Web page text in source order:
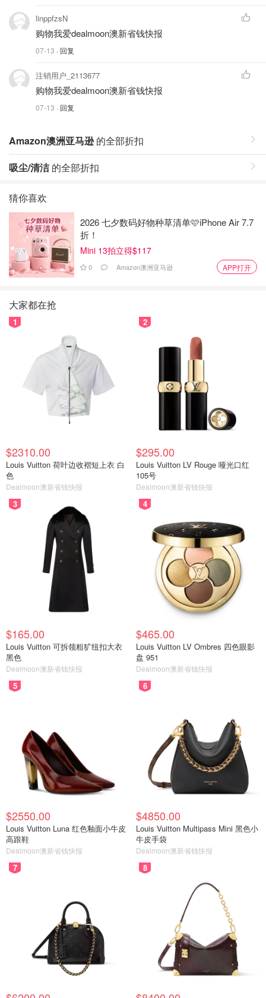
linppfzsN
购物我爱dealmoon澳新省钱快报
07-13 · 回复
注销用户_2113677
购物我爱dealmoon澳新省钱快报
07-13 · 回复
Amazon澳洲亚马逊的全部折扣
吸尘/清洁的全部折扣
猜你喜欢
2026 七夕数码好物种草清单🩷iPhone Air 7.7
折！
Mini 13拍立得$117
0 Amazon澳洲亚马逊 APP打开
大家都在抢
1
$2310.00
Louis Vuitton 荷叶边收褶短上衣 白
色
Dealmoon澳新省钱快报
2
$295.00
Louis Vuitton LV Rouge 哑光口红
105号
Dealmoon澳新省钱快报
3
$165.00
Louis Vuitton 可拆领粗犷纽扣大衣
黑色
Dealmoon澳新省钱快报
4
$465.00
Louis Vuitton LV Ombres 四色眼影
盘 951
Dealmoon澳新省钱快报
5
$2550.00
Louis Vuitton Luna 红色釉面小牛皮
高跟鞋
Dealmoon澳新省钱快报
6
$4850.00
Louis Vuitton Multipass Mini 黑色小
牛皮手袋
Dealmoon澳新省钱快报
7 8